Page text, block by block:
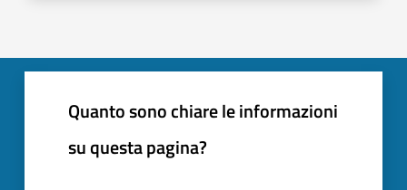
Quanto sono chiare le informazioni
su questa pagina?